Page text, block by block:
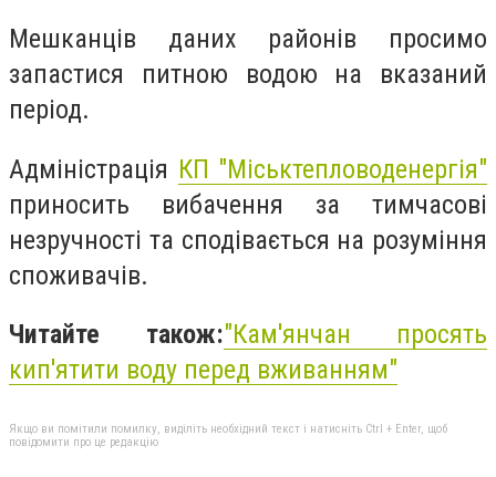
Мешканців даних районів просимо
запастися питною водою на вказаний
період.
Адміністрація КП "Міськтепловоденергія"
приносить вибачення за тимчасові
незручності та сподівається на розуміння
споживачів.
Читайте також:"Кам'янчан просять
кип'ятити воду перед вживанням"
Якщо ви помітили помилку, виділіть необхідний текст і натисніть Ctrl + Enter, щоб
повідомити про це редакцію